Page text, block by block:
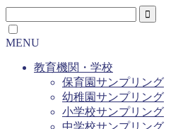
MENU
教育機関・学校
保育園サンプリング
幼稚園サンプリング
小学校サンプリング
中学校サンプリング